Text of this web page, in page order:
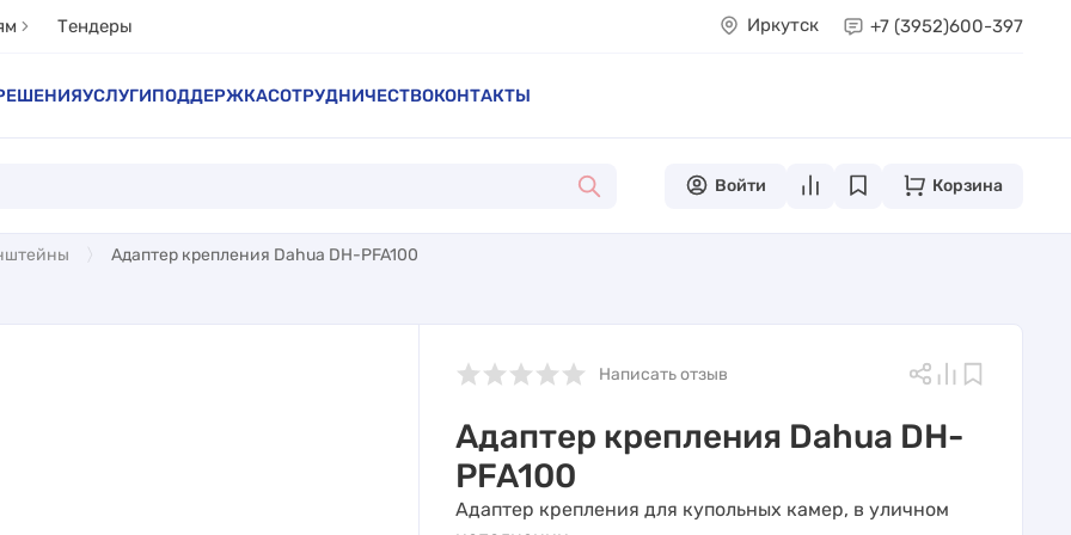
Тендеры Иркутск +7 (3952)600-397
УСЛУГИПОДДЕРЖКАСОТРУДНИЧЕСТВОКОНТАКТЫ
Войти Корзина
Адаптер крепления Dahua DH-PFA100
Написать отзыв
Адаптер крепления Dahua DH-
PFA100
Адаптер крепления для купольных камер, в уличном